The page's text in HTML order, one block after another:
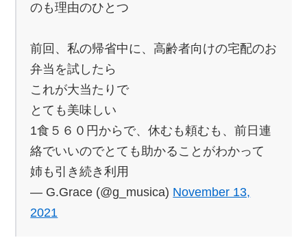
のも理由のひとつ
前回、私の帰省中に、高齢者向けの宅配のお
弁当を試したら
これが大当たりで
とても美味しい
1食５６０円からで、休むも頼むも、前日連
絡でいいのでとても助かることがわかって
姉も引き続き利用
— G.Grace (@g_musica) November 13,
2021